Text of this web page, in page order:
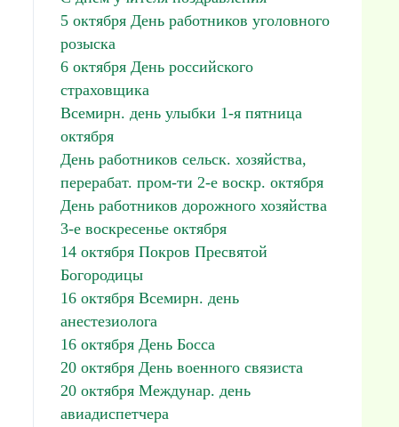
5 октября День работников уголовного
розыска
6 октября День российского
страховщика
Всемирн. день улыбки 1-я пятница
октября
День работников сельск. хозяйства,
перерабат. пром-ти 2-е воскр. октября
День работников дорожного хозяйства
3-е воскресенье октября
14 октября Покров Пресвятой
Богородицы
16 октября Всемирн. день
анестезиолога
16 октября День Босса
20 октября День военного связиста
20 октября Междунар. день
авиадиспетчера